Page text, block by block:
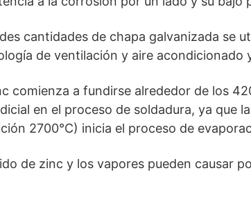
cantidades de chapa galvanizada se
de ventilación y aire
comienza a fundirse alrededor de los
en el proceso de soldadura, ya que
2700°C) inicia el proceso de
de zinc y los vapores pueden causar